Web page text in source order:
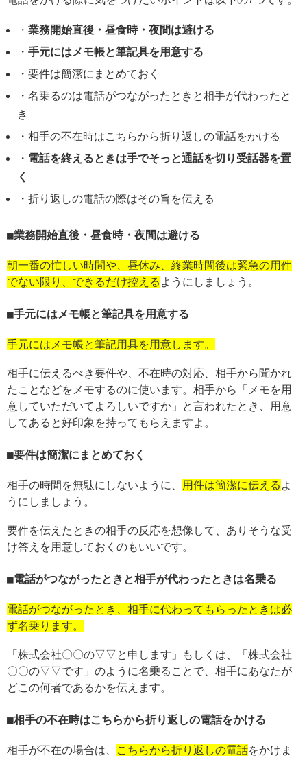
・ 業務開始直後・昼食時・夜間は避ける
・ 手元にはメモ帳と筆記具を用意する
・要件は簡潔にまとめておく
・名乗るのは電話がつながったときと相手が代わったと
き
・相手の不在時はこちらから折り返しの電話をかける
・ 電話を終えるときは手でそっと通話を切り受話器を置
く
・折り返しの電話の際はその旨を伝える
業務開始直後・昼食時・夜間は避ける
朝一番の忙しい時間や、昼休み、終業時間後は緊急の用件
でない限り、できるだけ控える ようにしましょう。
手元にはメモ帳と筆記具を用意する
手元にはメモ帳と筆記用具を用意します。
相手に伝えるべき要件や、不在時の対応、相手から聞かれ
たことなどをメモするのに使います。相手から「メモを用
意していただいてよろしいですか」と言われたとき、用意
してあると好印象を持ってもらえますよ。
要件は簡潔にまとめておく
相手の時間を無駄にしないように、 用件は簡潔に伝える よ
うにしましょう。
要件を伝えたときの相手の反応を想像して、ありそうな受
け答えを用意しておくのもいいです。
電話がつながったときと相手が代わったときは名乗る
電話がつながったとき、相手に代わってもらったときは必
ず名乗ります。
「株式会社〇〇の▽▽と申します」もしくは、「株式会社
〇〇の▽▽です」のように名乗ることで、相手にあなたが
どこの何者であるかを伝えます。
相手の不在時はこちらから折り返しの電話をかける
相手が不在の場合は、 こちらから折り返しの電話をかけま